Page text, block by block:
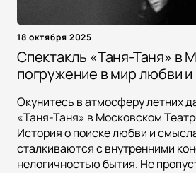
18 октября 2025
Спектакль «Таня-Таня» в
погружение в мир любви
Окунитесь в атмосферу летних
«Таня-Таня» в Московском
История о поиске любви и
сталкиваются с внутренними
нелогичностью бытия. Не